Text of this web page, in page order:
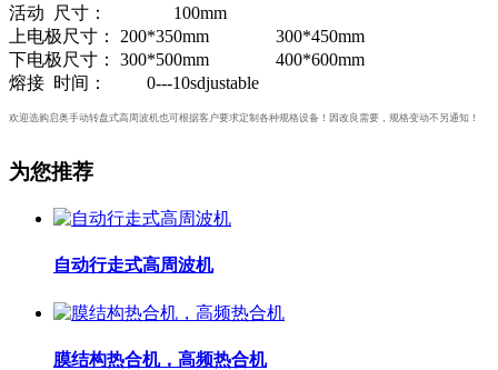
活动 尺寸： 100mm
上电极尺寸： 200*350mm 300*450mm
下电极尺寸： 300*500mm 400*600mm
熔接 时间： 0---10sdjustable
欢迎选购启奥手动转盘式高周波机 也可根据客户要求定制各种规格设备！因改良需要，规格变动不另通知！
为您推荐
自动行走式高周波机
膜结构热合机，高频热合机